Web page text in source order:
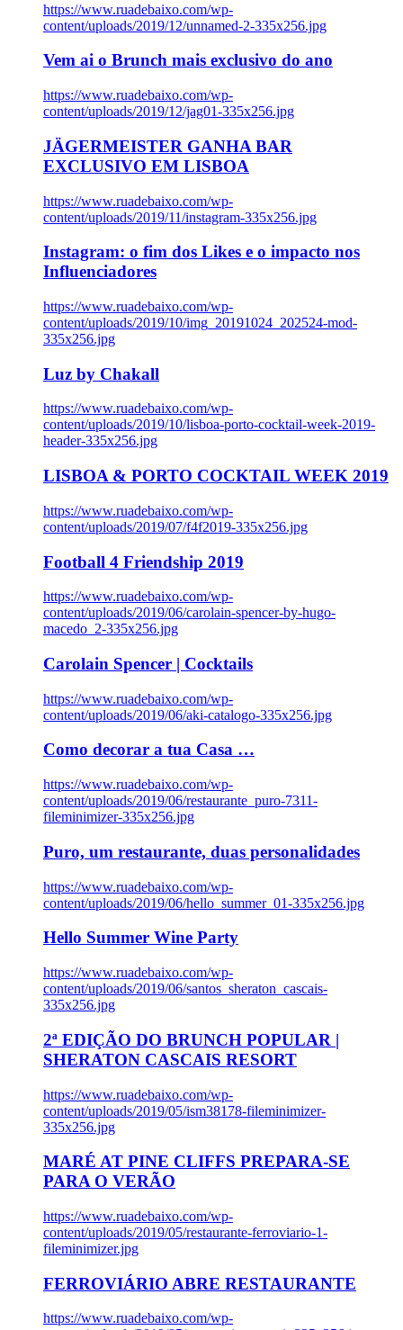
https://www.ruadebaixo.com/wp-
content/uploads/2019/12/unnamed-2-335x256.jpg
Vem ai o Brunch mais exclusivo do ano
https://www.ruadebaixo.com/wp-
content/uploads/2019/12/jag01-335x256.jpg
JÄGERMEISTER GANHA BAR
EXCLUSIVO EM LISBOA
https://www.ruadebaixo.com/wp-
content/uploads/2019/11/instagram-335x256.jpg
Instagram: o fim dos Likes e o impacto nos
Influenciadores
https://www.ruadebaixo.com/wp-
content/uploads/2019/10/img_20191024_202524-mod-
335x256.jpg
Luz by Chakall
https://www.ruadebaixo.com/wp-
content/uploads/2019/10/lisboa-porto-cocktail-week-2019-
header-335x256.jpg
LISBOA & PORTO COCKTAIL WEEK 2019
https://www.ruadebaixo.com/wp-
content/uploads/2019/07/f4f2019-335x256.jpg
Football 4 Friendship 2019
https://www.ruadebaixo.com/wp-
content/uploads/2019/06/carolain-spencer-by-hugo-
macedo_2-335x256.jpg
Carolain Spencer | Cocktails
https://www.ruadebaixo.com/wp-
content/uploads/2019/06/aki-catalogo-335x256.jpg
Como decorar a tua Casa …
https://www.ruadebaixo.com/wp-
content/uploads/2019/06/restaurante_puro-7311-
fileminimizer-335x256.jpg
Puro, um restaurante, duas personalidades
https://www.ruadebaixo.com/wp-
content/uploads/2019/06/hello_summer_01-335x256.jpg
Hello Summer Wine Party
https://www.ruadebaixo.com/wp-
content/uploads/2019/06/santos_sheraton_cascais-
335x256.jpg
2ª EDIÇÃO DO BRUNCH POPULAR |
SHERATON CASCAIS RESORT
https://www.ruadebaixo.com/wp-
content/uploads/2019/05/ism38178-fileminimizer-
335x256.jpg
MARÉ AT PINE CLIFFS PREPARA-SE
PARA O VERÃO
https://www.ruadebaixo.com/wp-
content/uploads/2019/05/restaurante-ferroviario-1-
fileminimizer.jpg
FERROVIÁRIO ABRE RESTAURANTE
https://www.ruadebaixo.com/wp-